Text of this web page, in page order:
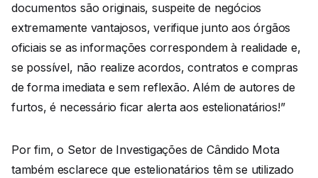
documentos são originais, suspeite de negócios
extremamente vantajosos, verifique junto aos órgãos
oficiais se as informações correspondem à realidade e,
se possível, não realize acordos, contratos e compras
de forma imediata e sem reflexão. Além de autores de
furtos, é necessário ficar alerta aos estelionatários!”
Por fim, o Setor de Investigações de Cândido Mota
também esclarece que estelionatários têm se utilizado